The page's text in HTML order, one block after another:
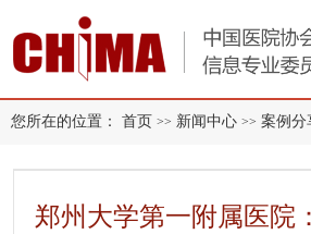
您所在的位置： 首页 >> 新闻中心 >> 案例分
郑州大学第一附属医院